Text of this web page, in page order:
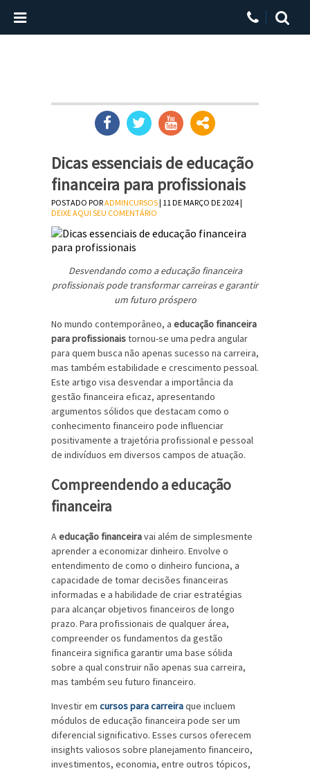
Dicas essenciais de educação
financeira para profissionais
POSTADO PORADMINCURSOS| 11 DE MARÇO DE 2024 |
DEIXE AQUI SEU COMENTÁRIO
Desvendando como a educação financeira
profissionais pode transformar carreiras e garantir
um futuro próspero
No mundo contemporâneo, a educação financeira
para profissionaistornou-se uma pedra angular
para quem busca não apenas sucesso na carreira,
mas também estabilidade e crescimento pessoal.
Este artigo visa desvendar a importância da
gestão financeira eficaz, apresentando
argumentos sólidos que destacam como o
conhecimento financeiro pode influenciar
positivamente a trajetória profissional e pessoal
de indivíduos em diversos campos de atuação.
Compreendendo a educação
financeira
Aeducação financeiravai além de simplesmente
aprender a economizar dinheiro. Envolve o
entendimento de como o dinheiro funciona, a
capacidade de tomar decisões financeiras
informadas e a habilidade de criar estratégias
para alcançar objetivos financeiros de longo
prazo. Para profissionais de qualquer área,
compreender os fundamentos da gestão
financeira significa garantir uma base sólida
sobre a qual construir não apenas sua carreira,
mas também seu futuro financeiro.
Investir em cursos para carreiraque incluem
módulos de educação financeira pode ser um
diferencial significativo. Esses cursos oferecem
insights valiosos sobre planejamento financeiro,
investimentos, economia, entre outros tópicos,